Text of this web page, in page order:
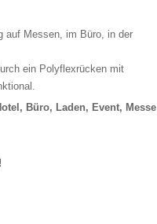
auf Messen, im Büro, in der
ein Polyflexrücken mit
Büro, Laden, Event, Messe